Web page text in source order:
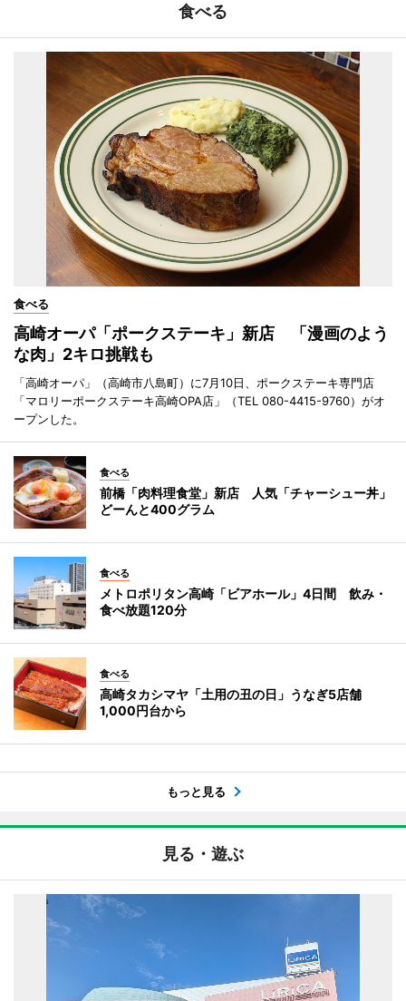
食べる
食べる
高崎オーパ「ポークステーキ」新店 「漫画のよう
な肉」2キロ挑戦も
「高崎オーパ」（高崎市八島町）に7月10日、ポークステーキ専門店
「マロリーポークステーキ高崎OPA店」（TEL 080-4415-9760）がオ
ープンした。
食べる
前橋「肉料理食堂」新店 人気「チャーシュー丼」
どーんと400グラム
食べる
メトロポリタン高崎「ビアホール」4日間 飲み・
食べ放題120分
食べる
高崎タカシマヤ「土用の丑の日」うなぎ5店舗
1,000円台から
もっと見る
見る・遊ぶ